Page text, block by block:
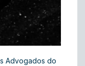
Advogados do